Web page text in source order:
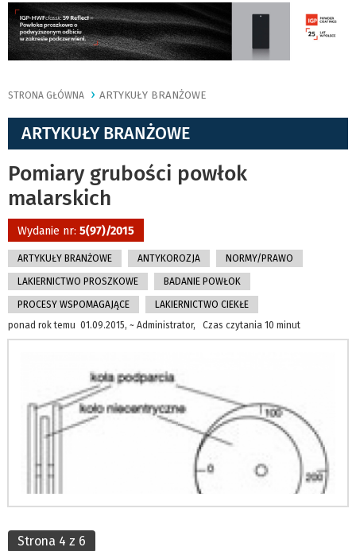
STRONA GŁÓWNA ARTYKUŁY BRANŻOWE
ARTYKUŁY BRANŻOWE
Pomiary grubości powłok
malarskich
Wydanie nr: 5(97)/2015
ARTYKUŁY BRANŻOWE ANTYKOROZJA NORMY/PRAWO
LAKIERNICTWO PROSZKOWE BADANIE POWŁOK
PROCESY WSPOMAGAJĄCE
LAKIERNICTWO CIEKŁE
ponad rok temu 01.09.2015, ~ Administrator, Czas czytania 10 minut
Strona 4 z 6